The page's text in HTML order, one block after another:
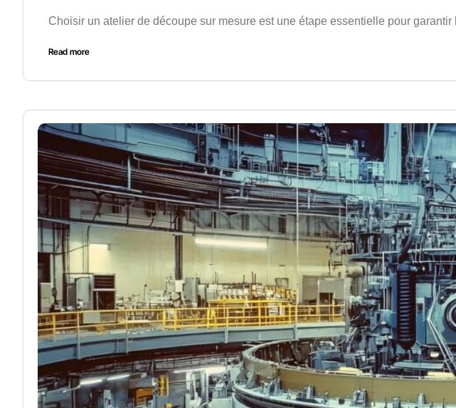
Choisir un atelier de découpe sur mesure est une étape essentielle pour
Read more